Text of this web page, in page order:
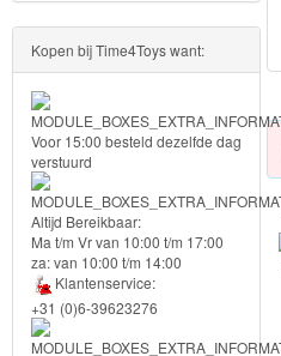
PJ
Masks
Super
Mario
Frozen
Paw
Patrol
Kopen bij Time4Toys want:
Voor 15:00 besteld dezelfde dag
verstuurd
Altijd Bereikbaar:
Ma t/m Vr van 10:00 t/m 17:00
za: van 10:00 t/m 14:00
Klantenservice:
+31 (0)6-39623276